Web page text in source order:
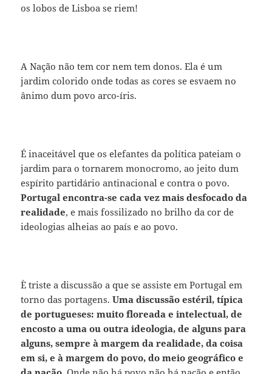
os lobos de Lisboa se riem!
A Nação não tem cor nem tem donos. Ela é um
jardim colorido onde todas as cores se esvaem no
ânimo dum povo arco-íris.
É inaceitável que os elefantes da política pateiam o
jardim para o tornarem monocromo, ao jeito dum
espírito partidário antinacional e contra o povo.
Portugal encontra-se cada vez mais desfocado da
realidade, e mais fossilizado no brilho da cor de
ideologias alheias ao país e ao povo.
È triste a discussão a que se assiste em Portugal em
torno das portagens.Uma discussão estéril, típica
de portugueses: muito floreada e intelectual, de
encosto a uma ou outra ideologia, de alguns para
alguns, sempre à margem da realidade, da coisa
em si, e à margem do povo, do meio geográfico e